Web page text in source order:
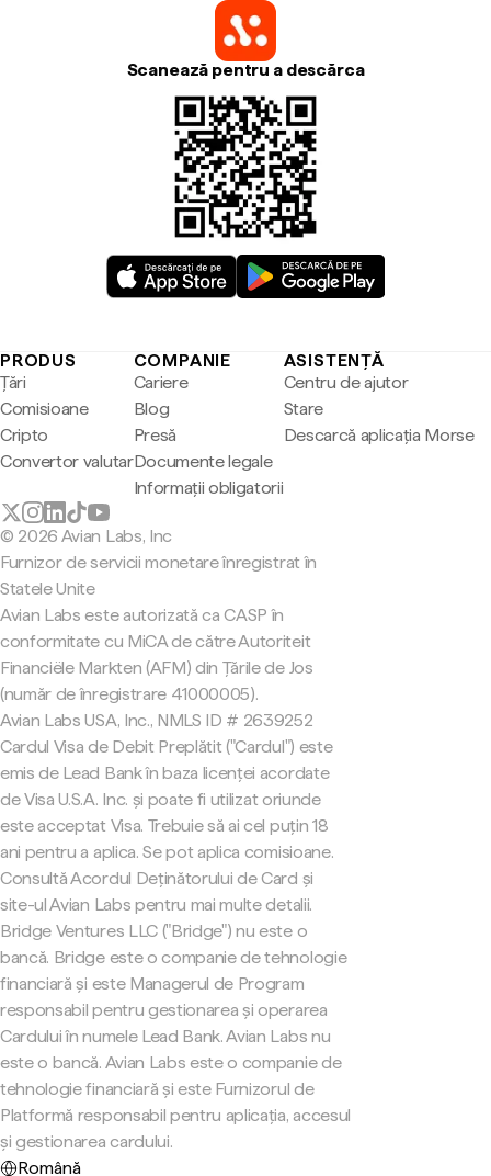
Scanează pentru a descărca
PRODUS
Țări
Comisioane
Cripto
Convertor valutar
COMPANIE
Cariere
Blog
Presă
Documente legale
Informații obligatorii
ASISTENȚĂ
Centru de ajutor
Stare
Descarcă aplicația Morse
© 2026 Avian Labs, Inc
Furnizor de servicii monetare înregistrat în
Statele Unite
Avian Labs este autorizată ca CASP în
conformitate cu MiCA de către Autoriteit
Financiële Markten (AFM) din Țările de Jos
(număr de înregistrare 41000005).
Avian Labs USA, Inc., NMLS ID # 2639252
Cardul Visa de Debit Preplătit ("Cardul") este
emis de Lead Bank în baza licenței acordate
de Visa U.S.A. Inc. și poate fi utilizat oriunde
este acceptat Visa. Trebuie să ai cel puțin 18
ani pentru a aplica. Se pot aplica comisioane.
Consultă Acordul Deținătorului de Card și
site-ul Avian Labs pentru mai multe detalii.
Bridge Ventures LLC ("Bridge") nu este o
bancă. Bridge este o companie de tehnologie
financiară și este Managerul de Program
responsabil pentru gestionarea și operarea
Cardului în numele Lead Bank. Avian Labs nu
este o bancă. Avian Labs este o companie de
tehnologie financiară și este Furnizorul de
Platformă responsabil pentru aplicația, accesul
și gestionarea cardului.
Română